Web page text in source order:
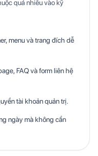
quá nhiều vào kỹ
menu và trang đích dễ
FAQ và form liên hệ
tài khoản quản trị.
ngày mà không cần